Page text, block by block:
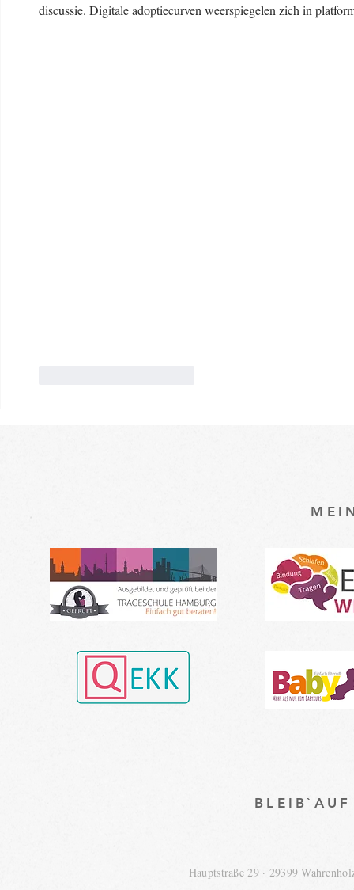
discussie. Digitale adoptiecurven weerspiegelen zich in
Hauptstraße 29 · 29399